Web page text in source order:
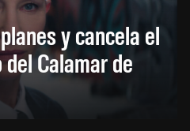
y cancela el
Calamar de